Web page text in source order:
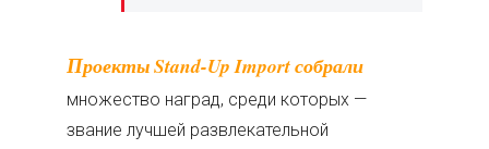
Проекты Stand-Up Import собрали
множество наград, среди которых —
звание лучшей развлекательной